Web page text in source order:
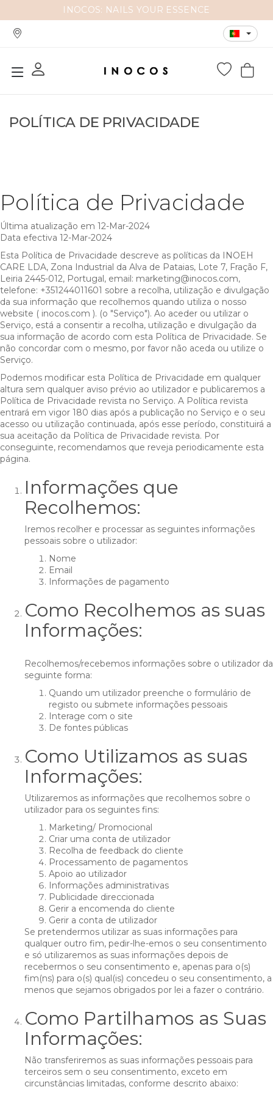
INOCOS: NAILS YOUR ESSENCE
POLÍTICA DE PRIVACIDADE
Política de Privacidade
Última atualização em 12-Mar-2024
Data efectiva 12-Mar-2024
Esta Política de Privacidade descreve as políticas da INOEH
CARE LDA, Zona Industrial da Alva de Pataias, Lote 7, Fração F,
Leiria 2445-012, Portugal, email: marketing@inocos.com,
telefone: +351244011601 sobre a recolha, utilização e divulgação
da sua informação que recolhemos quando utiliza o nosso
website ( inocos.com ). (o "Serviço"). Ao aceder ou utilizar o
Serviço, está a consentir a recolha, utilização e divulgação da
sua informação de acordo com esta Política de Privacidade. Se
não concordar com o mesmo, por favor não aceda ou utilize o
Serviço.
Podemos modificar esta Política de Privacidade em qualquer
altura sem qualquer aviso prévio ao utilizador e publicaremos a
Política de Privacidade revista no Serviço. A Política revista
entrará em vigor 180 dias após a publicação no Serviço e o seu
acesso ou utilização continuada, após esse período, constituirá a
sua aceitação da Política de Privacidade revista. Por
conseguinte, recomendamos que reveja periodicamente esta
página.
Informações que
Recolhemos:
Iremos recolher e processar as seguintes informações
pessoais sobre o utilizador:
Nome
Email
Informações de pagamento
Como Recolhemos as suas
Informações:
Recolhemos/recebemos informações sobre o utilizador da
seguinte forma:
Quando um utilizador preenche o formulário de
registo ou submete informações pessoais
Interage com o site
De fontes públicas
Como Utilizamos as suas
Informações:
Utilizaremos as informações que recolhemos sobre o
utilizador para os seguintes fins:
Marketing/ Promocional
Criar uma conta de utilizador
Recolha de feedback do cliente
Processamento de pagamentos
Apoio ao utilizador
Informações administrativas
Publicidade direccionada
Gerir a encomenda do cliente
Gerir a conta de utilizador
Se pretendermos utilizar as suas informações para
qualquer outro fim, pedir-lhe-emos o seu consentimento
e só utilizaremos as suas informações depois de
recebermos o seu consentimento e, apenas para o(s)
fim(ns) para o(s) qual(is) concedeu o seu consentimento, a
menos que sejamos obrigados por lei a fazer o contrário.
Como Partilhamos as Suas
Informações:
Não transferiremos as suas informações pessoais para
terceiros sem o seu consentimento, exceto em
circunstâncias limitadas, conforme descrito abaixo: